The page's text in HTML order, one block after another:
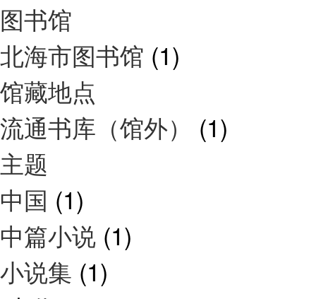
图书馆
北海市图书馆 (1)
馆藏地点
流通书库（馆外） (1)
主题
中国 (1)
中篇小说 (1)
小说集 (1)